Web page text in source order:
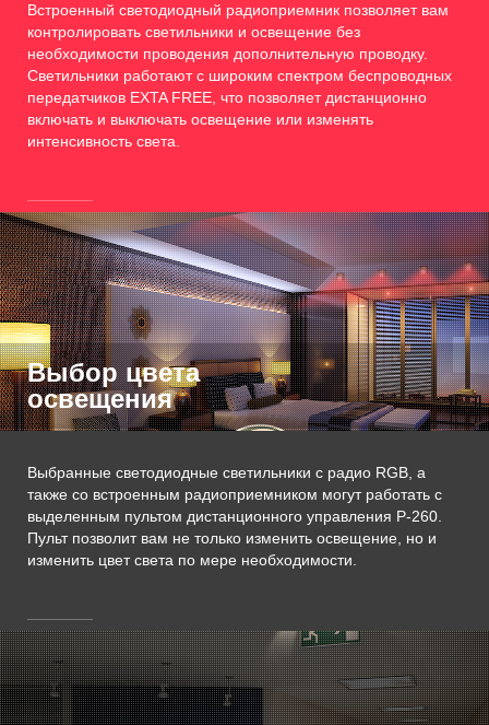
Встроенный светодиодный радиоприемник позволяет вам
контролировать светильники и освещение без
необходимости проводения дополнительную проводку.
Светильники работают с широким спектром беспроводных
передатчиков EXTA FREE, что позволяет дистанционно
включать и выключать освещение или изменять
интенсивность света.
Выбор цвета
освещения
Выбранные светодиодные светильники с радио RGB, а
также со встроенным радиоприемником могут работать с
выделенным пультом дистанционного управления P-260.
Пульт позволит вам не только изменить освещение, но и
изменить цвет света по мере необходимости.